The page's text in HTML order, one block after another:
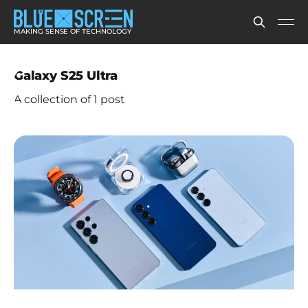
MAKING SENSE OF TECHNOLOGY
Galaxy S25 Ultra
A collection of 1 post